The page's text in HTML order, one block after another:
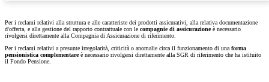
Per i reclami relativi alla struttura e alle caratteriste dei prodotti assicurativi, alla relativa documentazione
d'offerta, e alla gestione del rapporto contrattuale con le compagnie di assicurazioneè necessario
rivolgersi direttamente alla Compagnia di Assicurazione di riferimento.
Per i reclami relativi a presunte irregolarità, criticità o anomalie circa il funzionamento di una forma
pensionistica complementareè necessario rivolgersi direttamente alla SGR di riferimento che ha istituito
il Fondo Pensione.